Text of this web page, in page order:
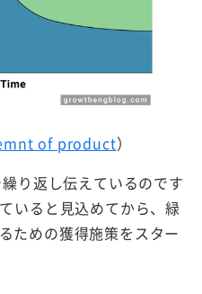
of product）
り返し伝えているのです
いると見込めてから、緑
ための獲得施策をスター